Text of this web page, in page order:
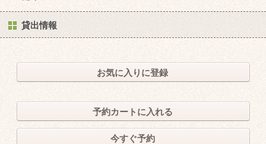
貸出情報
お気に入りに登録
予約カートに入れる
今すぐ予約